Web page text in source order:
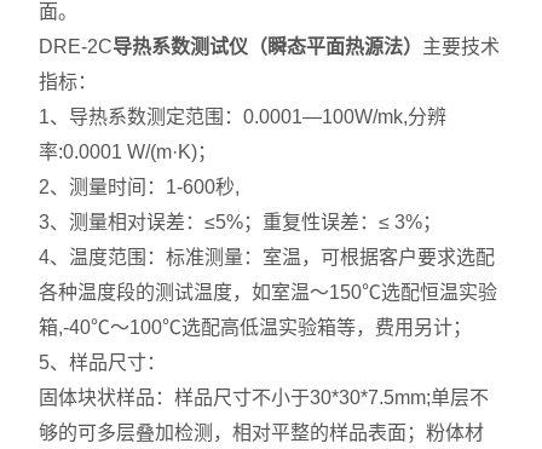
面。
DRE-2C导热系数测试仪（瞬态平面热源法） 主要技术
指标：
1、导热系数测定范围：0.0001—100W/mk,分辨
率:0.0001 W/(m·K)；
2、测量时间：1-600秒,
3、测量相对误差：≤5%；重复性误差：≤ 3%；
4、温度范围：标准测量：室温，可根据客户要求选配
各种温度段的测试温度，如室温～150℃选配恒温实验
箱,-40℃～100℃选配高低温实验箱等，费用另计；
5、样品尺寸：
固体块状样品：样品尺寸不小于30*30*7.5mm;单层不
够的可多层叠加检测，相对平整的样品表面；粉体材